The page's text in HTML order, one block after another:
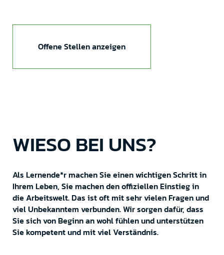
Offene Stellen anzeigen
WIESO BEI UNS?
Als Lernende*r machen Sie einen wichtigen Schritt in
Ihrem Leben, Sie machen den offiziellen Einstieg in
die Arbeitswelt. Das ist oft mit sehr vielen Fragen und
viel Unbekanntem verbunden. Wir sorgen dafür, dass
Sie sich von Beginn an wohl fühlen und unterstützen
Sie kompetent und mit viel Verständnis.